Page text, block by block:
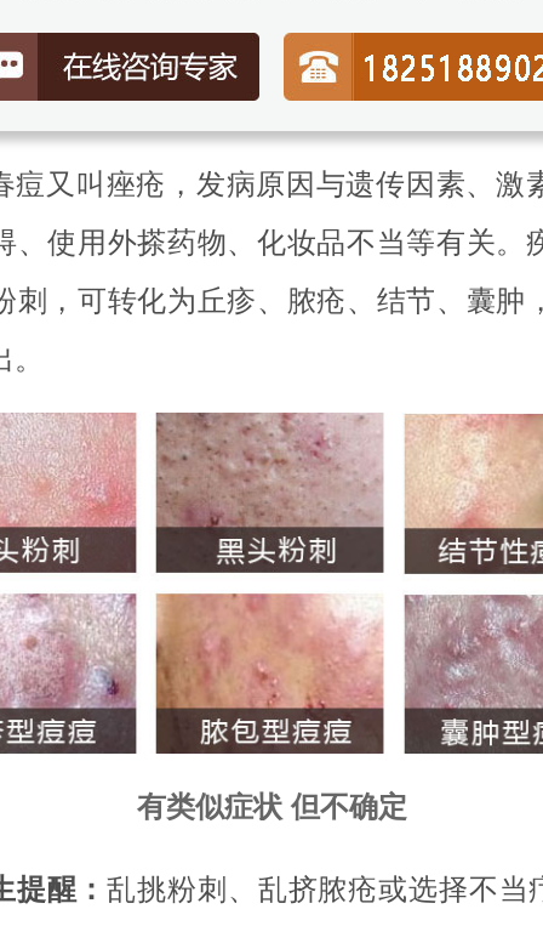
痘又叫痤疮，发病原因与遗传因素、激
、使用外搽药物、化妆品不当等有关。
刺，可转化为丘疹、脓疮、结节、囊肿
有类似症状 但不确定
提醒：乱挑粉刺、乱挤脓疮或选择不当